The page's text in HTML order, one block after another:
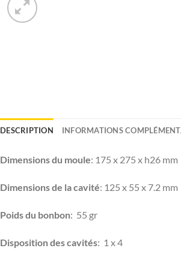
DESCRIPTION INFORMATIONS
Dimensions du moule: 175 x 275 x h26 mm
Dimensions de la cavité: 125 x 55 x 7.2 mm
Poids du bonbon: 55 gr
Disposition des cavités: 1 x 4